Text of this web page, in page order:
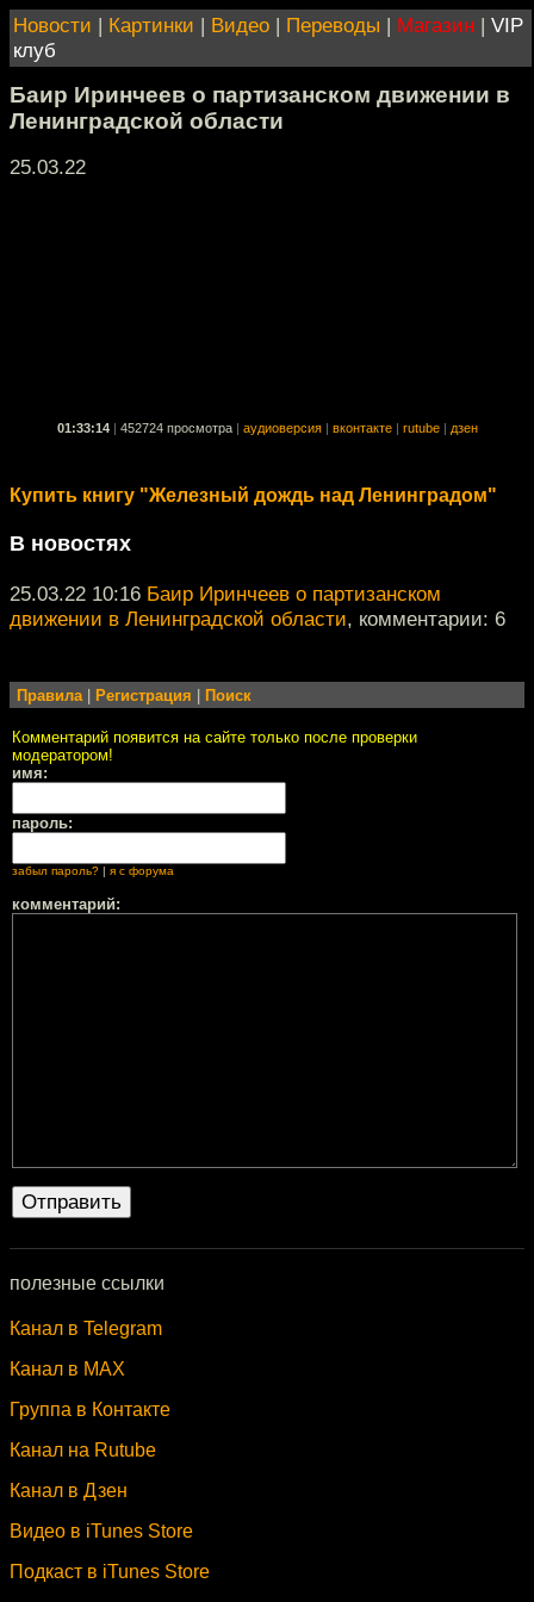
Новости | Картинки | Видео | Переводы | Магазин | VIP
клуб
Баир Иринчеев о партизанском движении в
Ленинградской области
25.03.22
01:33:14 452724 просмотра аудиоверсия вконтакте rutube дзен
Купить книгу "Железный дождь над Ленинградом"
В новостях
25.03.22 10:16 Баир Иринчеев о партизанском
движении в Ленинградской области, комментарии: 6
Правила| Регистрация Поиск
Комментарий появится на сайте только после проверки
модератором!
имя:
пароль:
забыл пароль? я с форума
комментарий:
полезные ссылки
Канал в Telegram
Канал в MAX
Группа в Контакте
Канал на Rutube
Канал в Дзен
Видео в iTunes Store
Подкаст в iTunes Store